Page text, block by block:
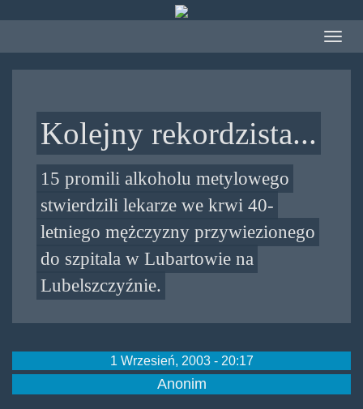
treści
Toggle
Kolejny rekordzista...
15 promili alkoholu metylowego
stwierdzili lekarze we krwi 40-
letniego mężczyzny przywiezionego
do szpitala w Lubartowie na
Lubelszczyźnie.
1 Wrzesień, 2003 - 20:17
Anonim